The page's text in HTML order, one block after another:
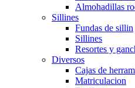
Almohadillas
Sillines
Fundas de sillin
Sillines
Resortes y
Diversos
Cajas de
Matriculacion